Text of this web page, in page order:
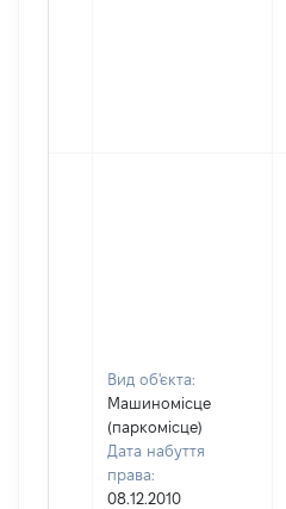
Вид об'єкта:
Машиномісце
(паркомісце)
Дата набуття
права:
08.12.2010